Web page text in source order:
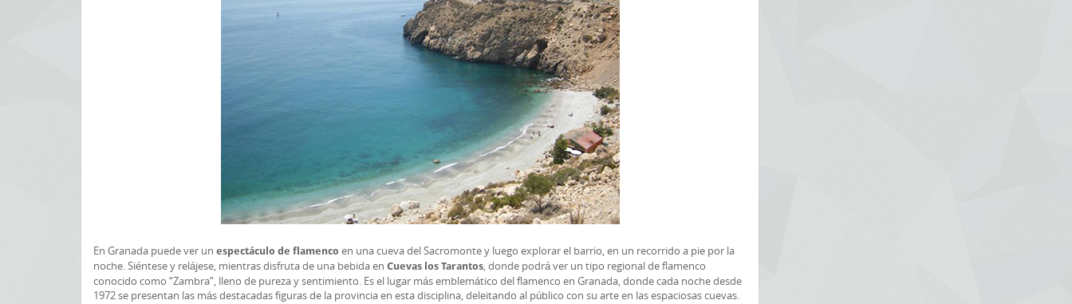
En Granada puede ver un espectáculo de flamenco en una cueva del Sacromonte y luego explorar el barrio, en un recorrido a pie por la
noche. Siéntese y relájese, mientras disfruta de una bebida en Cuevas los Tarantos, donde podrá ver un tipo regional de flamenco
conocido como “Zambra”, lleno de pureza y sentimiento. Es el lugar más emblemático del flamenco en Granada, donde cada noche desde
1972 se presentan las más destacadas figuras de la provincia en esta disciplina, deleitando al público con su arte en las espaciosas cuevas.